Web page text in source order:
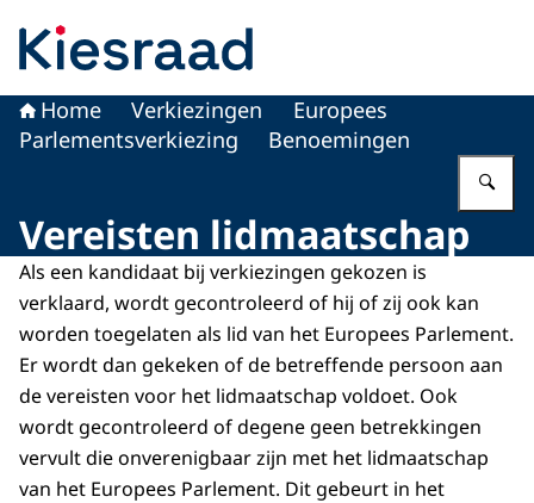
Home Verkiezingen
Europees
Parlementsverkiezing
Benoemingen
Vereisten lidmaatschap
Als een kandidaat bij verkiezingen gekozen is
verklaard, wordt gecontroleerd of hij of zij ook kan
worden toegelaten als lid van het Europees Parlement.
Er wordt dan gekeken of de betreffende persoon aan
de vereisten voor het lidmaatschap voldoet. Ook
wordt gecontroleerd of degene geen betrekkingen
vervult die onverenigbaar zijn met het lidmaatschap
van het Europees Parlement. Dit gebeurt in het